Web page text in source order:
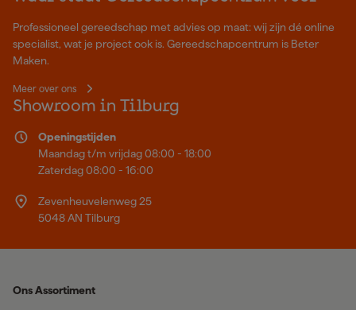
Professioneel gereedschap met advies op maat: wij zijn dé online
specialist, wat je project ook is. Gereedschapcentrum is Beter
Maken.
Meer over ons
Showroom in Tilburg
Openingstijden
Maandag t/m vrijdag 08:00 - 18:00
Zaterdag 08:00 - 16:00
Zevenheuvelenweg 25
5048 AN Tilburg
Ons Assortiment